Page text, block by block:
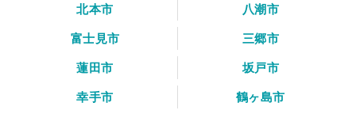
北本市
八潮市
富士見市
三郷市
蓮田市
坂戸市
幸手市
鶴ヶ島市